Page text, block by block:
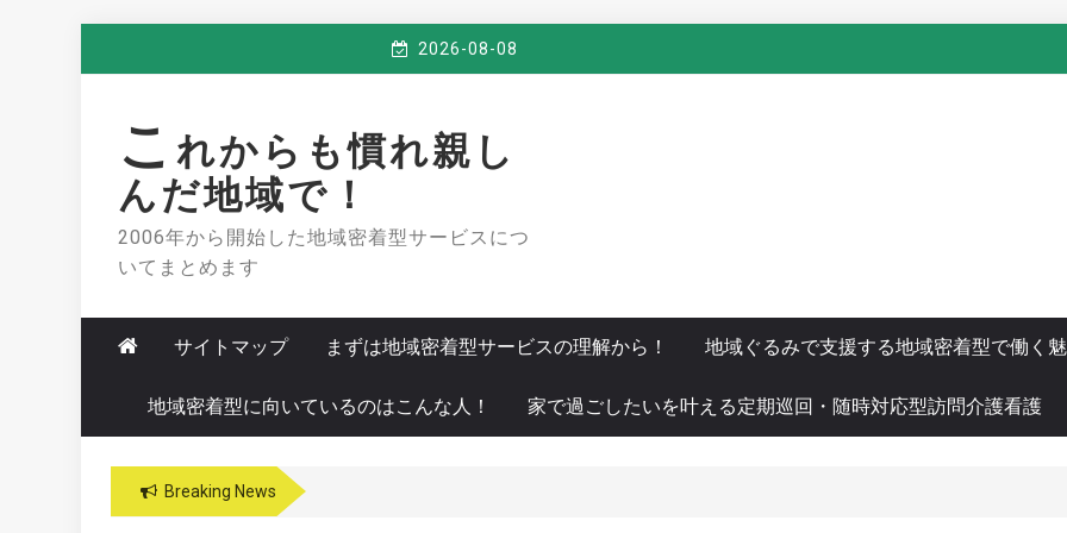
2026-08-08
こ れからも慣れ親し
んだ地域で！
2006年から開始した地域密着型サービスにつ
いてまとめます
サイトマップ まずは地域密着型サービスの理解から！ 地域ぐるみで支援する地域密着型で働く
地域密着型に向いているのはこんな人！ 家で過ごしたいを叶える定期巡回・随時対応型訪問介護看護
Breaking News